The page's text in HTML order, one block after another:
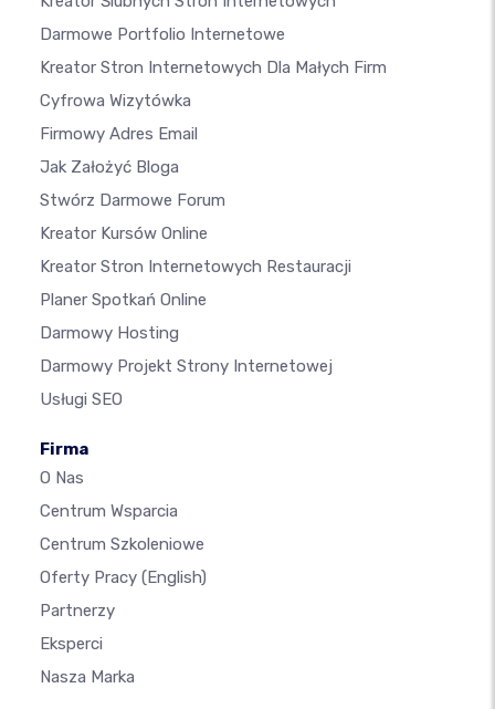
Darmowe Portfolio Internetowe
Kreator Stron Internetowych Dla Małych Firm
Cyfrowa Wizytówka
Firmowy Adres Email
Jak Założyć Bloga
Stwórz Darmowe Forum
Kreator Kursów Online
Kreator Stron Internetowych Restauracji
Planer Spotkań Online
Darmowy Hosting
Darmowy Projekt Strony Internetowej
Usługi SEO
Firma
O Nas
Centrum Wsparcia
Centrum Szkoleniowe
Oferty Pracy (English)
Partnerzy
Eksperci
Nasza Marka